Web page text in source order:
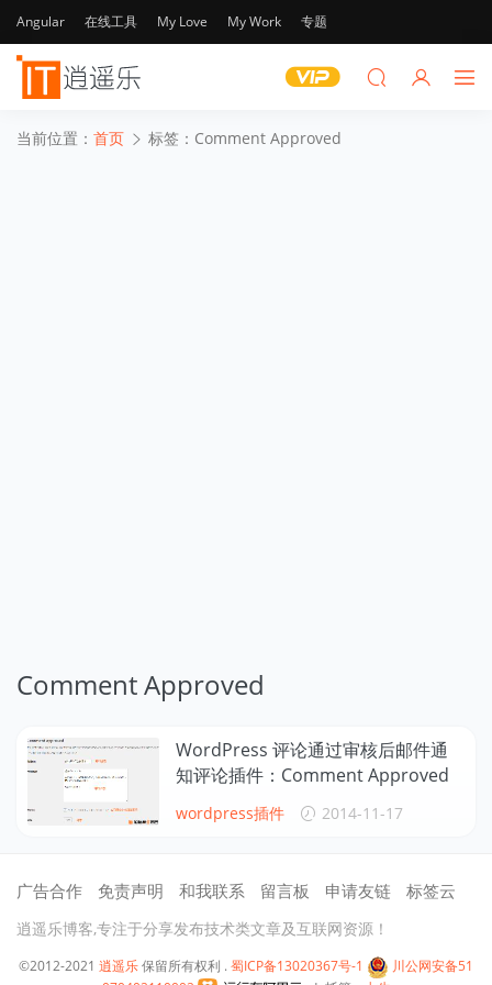
Angular 在线工具 My Love My Work 专题
当前位置： 首页 标签：Comment Approved
Comment Approved
WordPress 评论通过审核后邮件通
知评论插件：Comment Approved
wordpress插件 2014-11-17
广告合作 免责声明 和我联系 留言板 申请友链 标签云
逍遥乐博客,专注于分享发布技术类文章及互联网资源！
©2012-2021 逍遥乐保留所有权利 . 蜀ICP备13020367号-1
川公网安备51